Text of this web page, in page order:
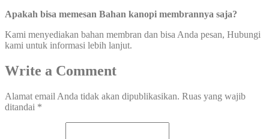
Apakah bisa memesan Bahan kanopi membrannya saja?
Kami menyediakan bahan membran dan bisa Anda pesan, Hubungi
kami untuk informasi lebih lanjut.
Write a Comment
Alamat email Anda tidak akan dipublikasikan. Ruas yang wajib
ditandai *